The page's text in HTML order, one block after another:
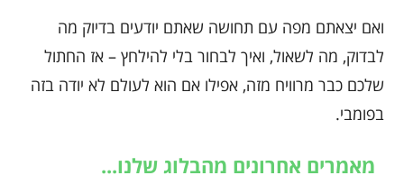
ואם יצאתם מפה עם תחושה שאתם יודעים בדיוק מה
לבדוק, מה לשאול, ואיך לבחור בלי להילחץ – אז החתול
שלכם כבר מרוויח מזה, אפילו אם הוא לעולם לא יודה בזה
בפומבי.
מאמרים אחרונים מהבלוג שלנו...